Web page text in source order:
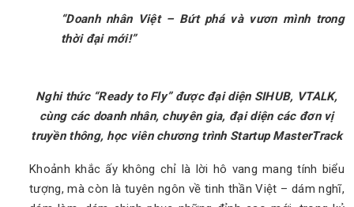
“Doanh nhân Việt – Bứt phá và vươn mình trong
thời đại mới!”
Nghi thức “Ready to Fly” được đại diện SIHUB, VTALK,
cùng các doanh nhân, chuyên gia, đại diện các đơn vị
truyền thông, học viên chương trình Startup MasterTrack
Khoảnh khắc ấy không chỉ là lời hô vang mang tính biểu
tượng, mà còn là tuyên ngôn về tinh thần Việt – dám nghĩ,